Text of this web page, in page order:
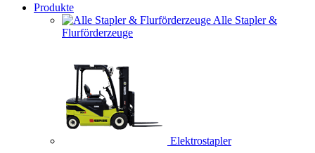
Produkte
Alle Stapler &
Flurförderzeuge
Elektrostapler